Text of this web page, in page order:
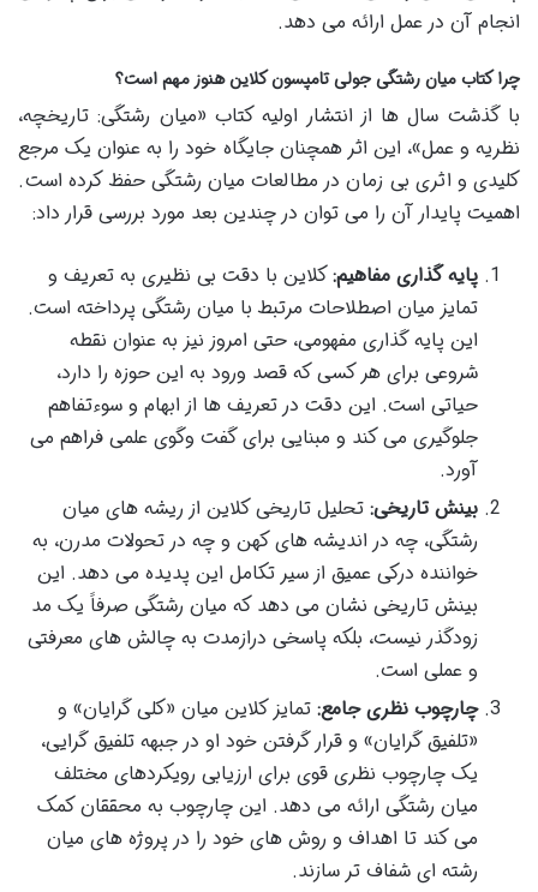
انجام آن در عمل ارائه می دهد.
چرا کتاب میان رشتگی جولی تامپسون کلاین هنوز مهم است؟
با گذشت سال ها از انتشار اولیه کتاب «میان رشتگی: تاریخچه،
نظریه و عمل»، این اثر همچنان جایگاه خود را به عنوان یک مرجع
کلیدی و اثری بی زمان در مطالعات میان رشتگی حفظ کرده است.
اهمیت پایدار آن را می توان در چندین بعد مورد بررسی قرار داد:
پایه گذاری مفاهیم:کلاین با دقت بی نظیری به تعریف و
تمایز میان اصطلاحات مرتبط با میان رشتگی پرداخته است.
این پایه گذاری مفهومی، حتی امروز نیز به عنوان نقطه
شروعی برای هر کسی که قصد ورود به این حوزه را دارد،
حیاتی است. این دقت در تعریف ها از ابهام و سوءتفاهم
جلوگیری می کند و مبنایی برای گفت وگوی علمی فراهم می
آورد.
بینش تاریخی: تحلیل تاریخی کلاین از ریشه های میان
رشتگی، چه در اندیشه های کهن و چه در تحولات مدرن، به
خواننده درکی عمیق از سیر تکامل این پدیده می دهد. این
بینش تاریخی نشان می دهد که میان رشتگی صرفاً یک مد
زودگذر نیست، بلکه پاسخی درازمدت به چالش های معرفتی
و عملی است.
چارچوب نظری جامع: تمایز کلاین میان «کلی گرایان» و
«تلفیق گرایان» و قرار گرفتن خود او در جبهه تلفیق گرایی،
یک چارچوب نظری قوی برای ارزیابی رویکردهای مختلف
میان رشتگی ارائه می دهد. این چارچوب به محققان کمک
می کند تا اهداف و روش های خود را در پروژه های میان
رشته ای شفاف تر سازند.